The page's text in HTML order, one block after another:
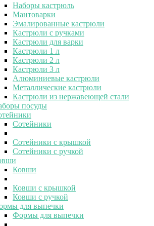
Наборы кастрюль
Мантоварки
Эмалированные кастрюли
Кастрюли с ручками
Кастрюли для варки
Кастрюли 1 л
Кастрюли 2 л
Кастрюли 3 л
Алюминиевые кастрюли
Металлические кастрюли
Кастрюли из нержавеющей стали
посуды
Сотейники
Сотейники с крышкой
Сотейники с ручкой
Ковши
Ковши с крышкой
Ковши с ручкой
для выпечки
Формы для выпечки